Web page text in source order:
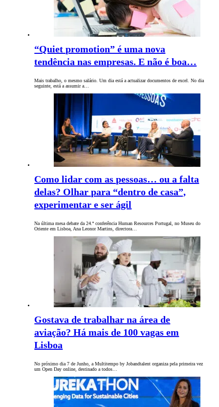
“Quiet promotion” é uma nova
tendência nas empresas. E não é boa…
Mais trabalho, o mesmo salário. Um dia está a actualizar documentos de excel. No dia
seguinte, está a assumir a…
Como lidar com as pessoas… ou a falta
delas? Olhar para “dentro de casa”,
experimentar e ser ágil
Na última mesa debate da 24.ª conferência Human Resources Portugal, no Museu do
Oriente em Lisboa, Ana Leonor Martins, directora…
Gostava de trabalhar na área de
aviação? Há mais de 100 vagas em
Lisboa
No próximo dia 7 de Junho, a Multitempo by Jobandtalent organiza pela primeira vez
um Open Day online, destinado a todos…